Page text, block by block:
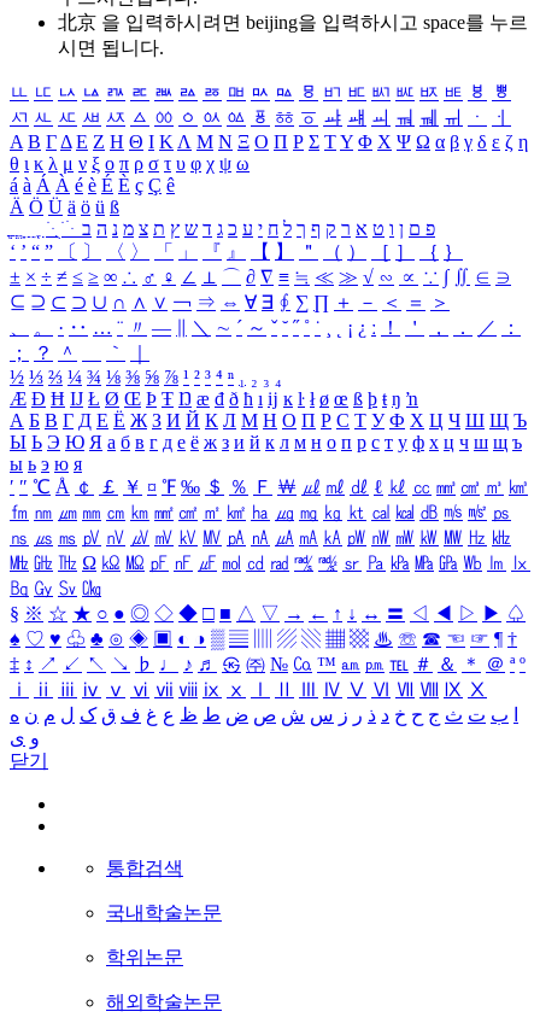
北京 을 입력하시려면 beijing을 입력하시고 space를 누르
시면 됩니다.
ㅥ ㅦ ㅧ ㅨ ㅩ ㅪ ㅫ ㅬ ㅭ ㅮ ㅯ ㅰ ㅱ ㅲ ㅳ ㅴ ㅵ ㅶ ㅷ ㅸ
ㅹ
ㅺ ㅻ ㅼ ㅽ ㅾ ㅿ ㆀ ㆁ ㆂ ㆃ ㆄ ㆅ ㆆ ㆇ ㆈ ㆉ ㆊ ㆋ ㆌ ㆍ
ㆎ
Α Β ΓΔ Ε Ζ Η Θ Ι ΚΛ Μ Ν Ξ Ο Π Ρ Σ ΤΥ Φ Χ Ψ Ω α β γ δ ε ζ η
θ ι κ λ μ ν ξ ο π ρ σ τ υ φ χ ψ ω
á à Á À é è É È ç Ç ê
Ä Ö Ü ä ö ü ß
ִֶֹ ֻּ ׁׂ פ ם ן ו ט א ר ק ף ך ל ח י ע כ ג ד ש ץ ת צ מ נ ה ב
‘ ’ “ ” 〔 〕 〈 〉 「 」 『 』 【 】 ＂ （ ） ［ ］ ｛ ｝
± × ÷ ≠ ≤ ≥ ∞ ∴ ♂ ♀ ∠ ⊥ ⌒ ∂ ∇ ≡ ≒ ≪ ≫ √ ∽ ∝ ∵ ∫ ∬ ∈ ∋
⊆ ⊇ ⊂ ⊃ ∪ ∩ ∧ ∨ ￢ ⇒ ⇔ ∀ ∃ ∮ ∑ ∏ ＋ － ＜ ＝
＞
、
。 · ‥ … ¨ 〃 ― ＼ ∼ ´ ～ ˇ ˘ ˝ ˚ ˙ ¸ ¡ ¿ ː ！ ＇ ， ． ／
：
；
？ ＾ ｀
½ ⅓ ⅔ ¼ ¾ ⅛ ⅜ ⅝ ⅞ ¹ ² ³ ⁴ ⁿ ₁ ₂ ₃ ₄
Æ Ð Ħ Ĳ Ł Ø Œ Þ Ŧ Ŋ æ đ ð ħ ı ĳ ĸ ŀ ł ø œ ß þ ŧ ŋ ŉ
А Б В Г Д Е Ё Ж З И Й К Л М Н О П Р С Т У Ф Х Ц Ч Ш Щ Ъ
Ы Ь Э Ю Я а б в г д е ё ж з и й к л м н о п р с т у ф х ц ч ш щ ъ
ы ь э ю я
′ ″ ℃ Å ￠ ￡ ￥ ¤ ℉ ‰ ＄ ％ Ｆ ￦ ㎕ ㎖ ㎗ ℓ ㎘ ㏄ ㎣ ㎤ ㎥ ㎦
㎙ ㎚ ㎛ ㎜ ㎝ ㎞ ㎟ ㎠ ㎡ ㎢ ㏊ ㎍ ㎎ ㎏ ㏏ ㎈ ㎉ ㏈ ㎧ ㎨ ㎰
㎱ ㎲ ㎳ ㎴ ㎵ ㎶ ㎷ ㎸ ㎹ ㎀ ㎁ ㎂ ㎃ ㎄ ㎺ ㎻ ㎽ ㎾ ㎿ ㎐ ㎑
㎒ ㎓ ㎔ Ω ㏀ ㏁ ㎊ ㎋ ㎌ ㏖ ㏅ ㎭ ㎮ ㎯ ㏛ ㎩ ㎪ ㎫ ㎬ ㏝ ㏐
㏓
㏃ ㏉ ㏜ ㏆
§ ※ ☆ ★ ○ ● ◎ ◇ ◆ □ ■ △ ▽ → ← ↑ ↓ ↔ 〓 ◁ ◀ ▷ ▶ ♤
♠ ♡ ♥ ♧ ♣ ⊙ ◈ ▣ ◐ ◑ ▒ ▤ ▨ ▧ ▦ ▩ ♨ ☏ ☎ ☜ ☞ ¶ †
‡ ↕ ↗ ↙ ↖ ↘ ♭ ♩ ♪ ♬ ㉿ ㈜ № ㏇ ™ ㏂ ㏘ ℡ ＃ ＆ ＊ ＠ ª º
ⅰ
ⅱ ⅲ ⅳ ⅴ ⅵ ⅶ ⅷ ⅸ ⅹ Ⅳ Ⅴ Ⅵ Ⅶ Ⅷ Ⅸ Ⅹ
ب ت ث ج ح خ د ذ ر ز س ش ص ض ط ظ ع غ ف ق ک ل م ن ه
و ی
닫기
통합검색
국내학술논문
학위논문
해외학술논문